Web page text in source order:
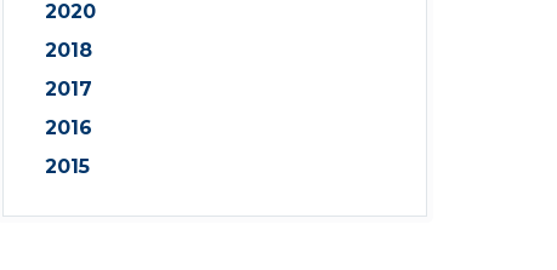
2020
2018
2017
2016
2015